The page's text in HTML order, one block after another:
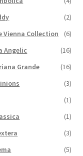
(2)
Vienna Collection
(6)
Angelic
(16)
Grande
(16)
(3)
(1)
(1)
(3)
(5)